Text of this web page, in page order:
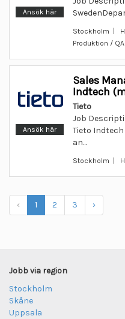
Ansök här
Stockholm |
Produktion / QA
Ansök här
Sales
Indtech
Tieto
Job
Tieto
an...
Stockholm |
‹ 1 2 3 ›
Jobb via region
Stockholm
Skåne
Uppsala